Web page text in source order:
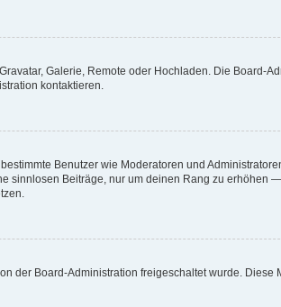
Galerie, Remote oder Hochladen. Die Board-
kontaktieren.
Benutzer wie Moderatoren und
sinnlosen Beiträge, nur um deinen Rang zu erhöhen
der Board-Administration freigeschaltet wurde. Diese